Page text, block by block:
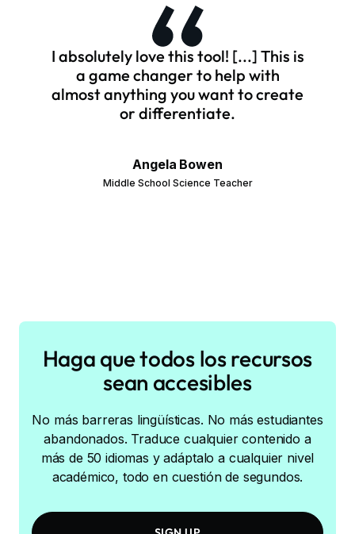
I absolutely love this tool! [...] This is
a game changer to help with
almost anything you want to create
or differentiate.
Angela Bowen
Middle School Science Teacher
Haga que todos los recursos
sean accesibles
No más barreras lingüísticas. No más estudiantes
abandonados. Traduce cualquier contenido a
más de 50 idiomas y adáptalo a cualquier nivel
académico, todo en cuestión de segundos.